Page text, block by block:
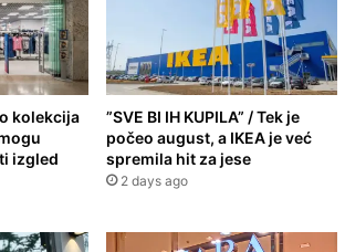
kolekcija
izgled
”SVE BI IH KUPILA” / Tek je
počeo august, a IKEA je već
spremila hit za jese
2 days ago